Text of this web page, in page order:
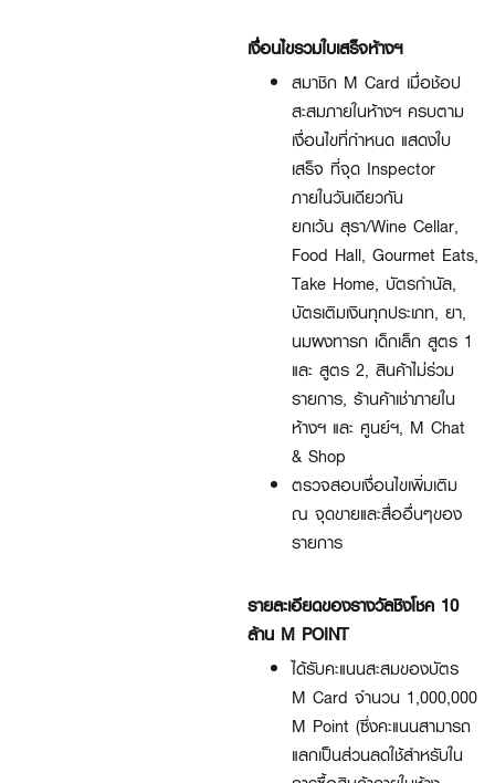
เงื่อนไขรวมใบเสร็จห้างฯ
สมาชิก M Card เมื่อช้อป
สะสมภายในห้างฯ ครบตาม
เงื่อนไขที่กำหนด แสดงใบ
เสร็จ ที่จุด Inspector
ภายในวันเดียวกัน
ยกเว้น สุรา/Wine Cellar,
Food Hall, Gourmet Eats,
Take Home, บัตรกำนัล,
บัตรเติมเงินทุกประเภท, ยา,
นมผงทารก เด็กเล็ก สูตร 1
และ สูตร 2, สินค้าไม่ร่วม
รายการ, ร้านค้าเช่าภายใน
ห้างฯ และ ศูนย์ฯ, M Chat
& Shop
ตรวจสอบเงื่อนไขเพิ่มเติม
ณ จุดขายและสื่ออื่นๆของ
รายการ
รายละเอียดของรางวัลชิงโชค 10
ล้าน M POINT
ได้รับคะแนนสะสมของบัตร
M Card จำนวน 1,000,000
M Point (ซึ่งคะแนนสามารถ
แลกเป็นส่วนลดใช้สำหรับใน